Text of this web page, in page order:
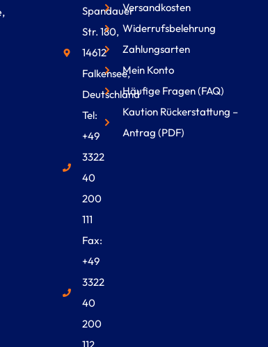
Spandauer
Str. 180,
14612
Falkensee,
Deutschland
Tel:
+49
3322
40
200
111
Fax:
+49
3322
40
200
Versandkosten
Widerrufsbelehrung
Zahlungsarten
Mein Konto
Häufige Fragen (FAQ)
Kaution Rückerstattung –
Antrag (PDF)